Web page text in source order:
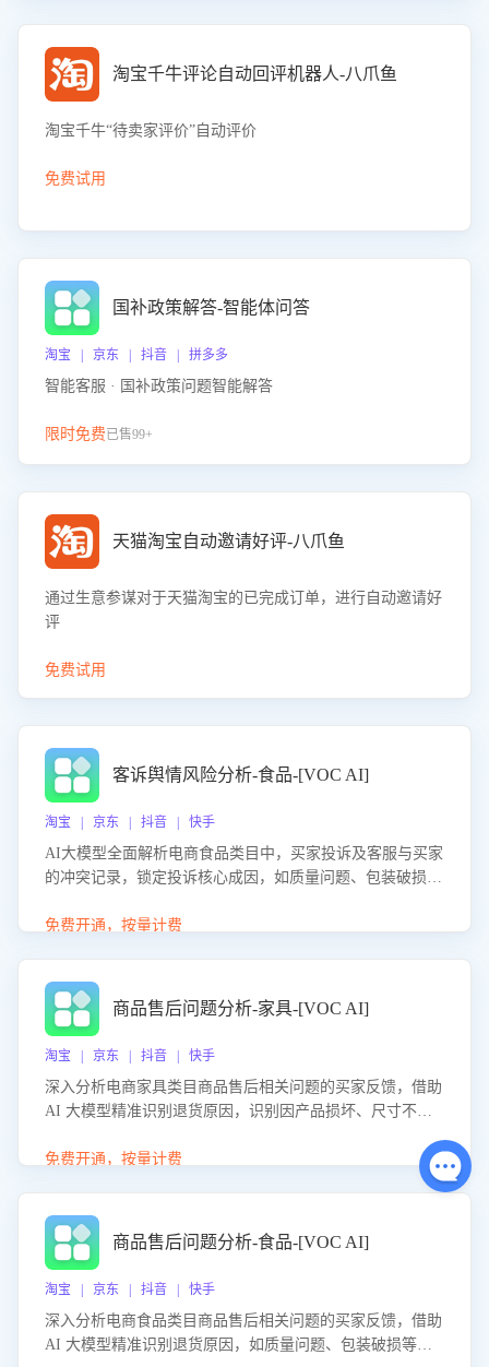
淘宝千牛评论自动回评机器人-八爪鱼
淘宝千牛“待卖家评价”自动评价
免费试用
国补政策解答-智能体问答
淘宝 | 京东 | 抖音 | 拼多多
智能客服 · 国补政策问题智能解答
限时免费已售99+
天猫淘宝自动邀请好评-八爪鱼
通过生意参谋对于天猫淘宝的已完成订单，进行自动邀请好
评
免费试用
客诉舆情风险分析-食品-[VOC AI]
淘宝 | 京东 | 抖音 | 快手
AI大模型全面解析电商食品类目中，买家投诉及客服与买家
的冲突记录，锁定投诉核心成因，如质量问题、包装破损
置差评防控，提升客户满意度。
免费开通，按量计费
商品售后问题分析-家具-[VOC AI]
淘宝 | 京东 | 抖音 | 快手
深入分析电商家具类目商品售后相关问题的买家反馈，借助
AI 大模型精准识别退货原因，识别因产品损坏、尺寸不符
力商家优化产品或服务，实现销售额的显著提升。
免费开通，按量计费
商品售后问题分析-食品-[VOC AI]
淘宝 | 京东 | 抖音 | 快手
深入分析电商食品类目商品售后相关问题的买家反馈，借助
AI 大模型精准识别退货原因，如质量问题、包装破损等，